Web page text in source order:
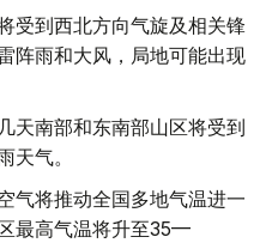
受到西北方向气旋及相关锋
阵雨和大风，局地可能出现
天南部和东南部山区将受到
天气。
气将推动全国多地气温进一
最高气温将升至35—